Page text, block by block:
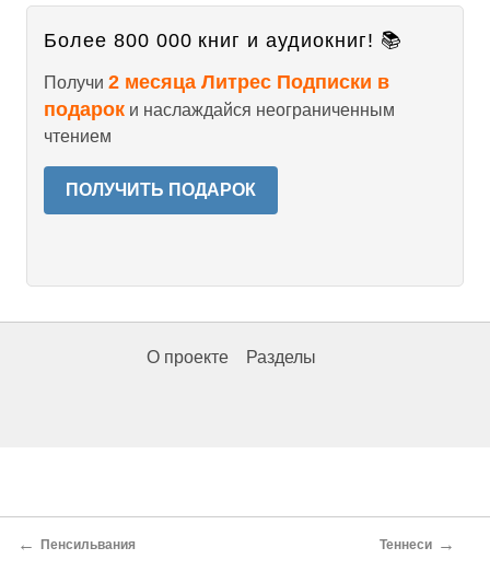
Более 800 000 книг и аудиокниг! 📚
Получи 2 месяца Литрес Подписки в
подарок и наслаждайся неограниченным
чтением
ПОЛУЧИТЬ ПОДАРОК
О проекте Разделы
← Пенсильвания Теннеси →